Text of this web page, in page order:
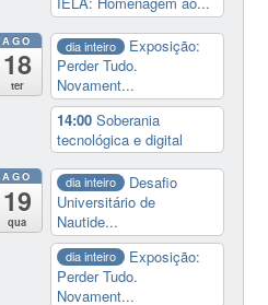
AGO
18
ter
dia inteiro
Exposição:
Perder Tudo.
Novament...
14:00Soberania
tecnológica e digital
AGO
19
qua
dia inteiro
Desafio
Universitário de
Nautide...
dia inteiro
Exposição:
Perder Tudo.
Novament...